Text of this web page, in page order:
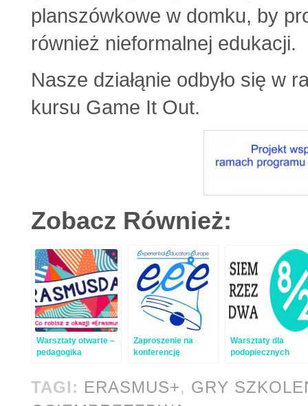
planszówkowe w domku, by
również nieformalnej edukacji.
Nasze działąnie odbyło się w
kursu Game It Out.
Zobacz Również:
Warsztaty otwarte –
pedagogika
Zaproszenie na
konferencję
(EEE) 2020
Warsztaty dla
podopiecznych
TAGI: ERASMUS+, GRY